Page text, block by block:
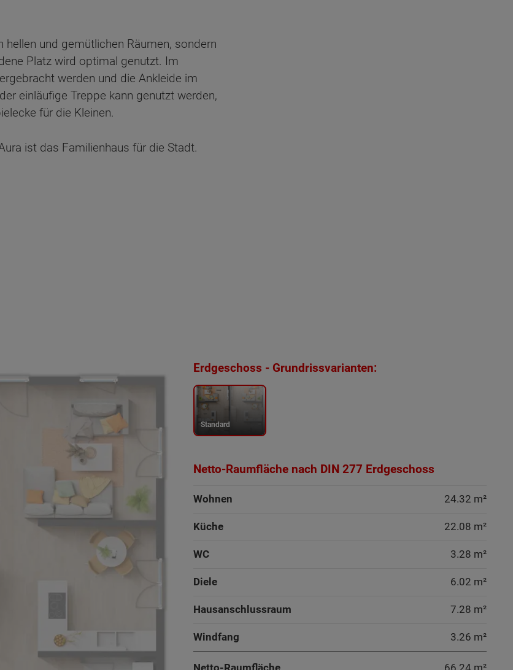
und gemütlichen Räumen, sondern
Platz wird optimal genutzt. Im
werden und die Ankleide im
einläufige Treppe kann genutzt werden,
für die Kleinen.
ist das Familienhaus für die Stadt.
Erdgeschoss - Grundrissvarianten:
Standard
Netto-Raumfläche nach DIN 277 Erdgeschoss
Wohnen 24.32 m²
Küche 22.08 m²
WC 3.28 m²
Diele 6.02 m²
Hausanschlussraum 7.28 m²
Windfang 3.26 m²
Netto-Raumfläche 66.24 m²
suchen?